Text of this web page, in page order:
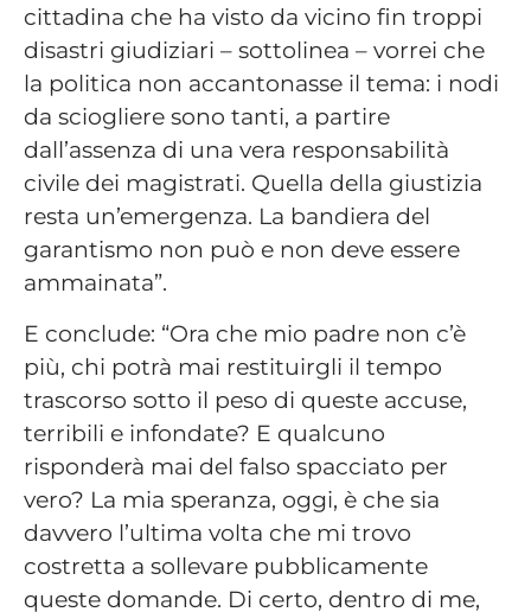
cittadina che ha visto da vicino fin troppi
disastri giudiziari – sottolinea – vorrei che
la politica non accantonasse il tema: i nodi
da sciogliere sono tanti, a partire
dall’assenza di una vera responsabilità
civile dei magistrati. Quella della giustizia
resta un’emergenza. La bandiera del
garantismo non può e non deve essere
ammainata”.
E conclude: “Ora che mio padre non c’è
più, chi potrà mai restituirgli il tempo
trascorso sotto il peso di queste accuse,
terribili e infondate? E qualcuno
risponderà mai del falso spacciato per
vero? La mia speranza, oggi, è che sia
davvero l’ultima volta che mi trovo
costretta a sollevare pubblicamente
queste domande. Di certo, dentro di me,